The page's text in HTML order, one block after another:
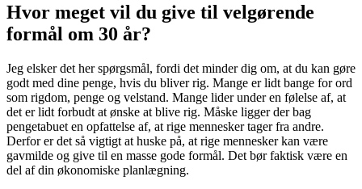
Hvor meget vil du give til velgørende
formål om 30 år?
Jeg elsker det her spørgsmål, fordi det minder dig om, at du kan gøre
godt med dine penge, hvis du bliver rig. Mange er lidt bange for ord
som rigdom, penge og velstand. Mange lider under en følelse af, at
det er lidt forbudt at ønske at blive rig. Måske ligger der bag
pengetabuet en opfattelse af, at rige mennesker tager fra andre.
Derfor er det så vigtigt at huske på, at rige mennesker kan være
gavmilde og give til en masse gode formål. Det bør faktisk være en
del af din økonomiske planlægning.